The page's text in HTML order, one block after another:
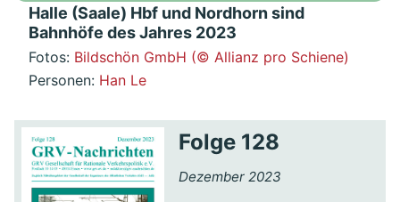
Halle (Saale) Hbf und Nordhorn sind
Bahnhöfe des Jahres 2023
Fotos: Bildschön GmbH (© Allianz pro Schiene)
Personen: Han Le
Folge 128
Dezember 2023